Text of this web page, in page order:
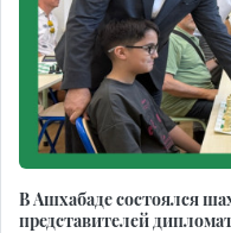
В Ашхабаде состоялся
представителей